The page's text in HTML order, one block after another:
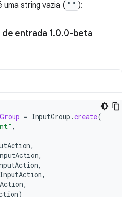
uma string vazia ( "" ):
entrada 1.0.0-beta
= InputGroup .create(
,
,
,
,
,
,
)